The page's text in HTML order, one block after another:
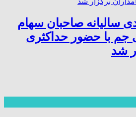
سالیانه صاحبان سهام
با حضور حداکثری
شد